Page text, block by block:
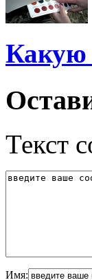
Какую
Текст
Имя: